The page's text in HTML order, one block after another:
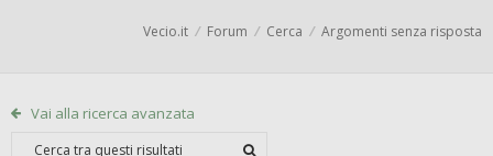
Vecio.it Forum Cerca Argomenti senza risposta
Vai alla ricerca avanzata